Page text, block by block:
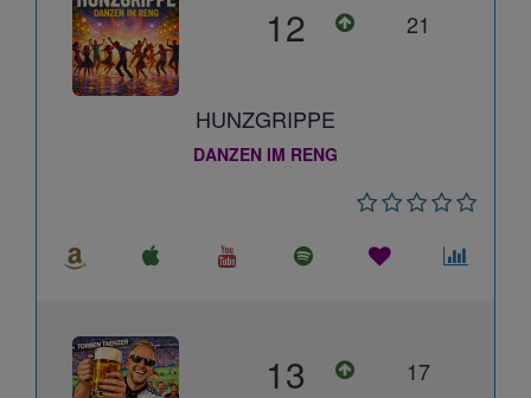
12 21
HUNZGRIPPE
DANZEN IM RENG
13 17